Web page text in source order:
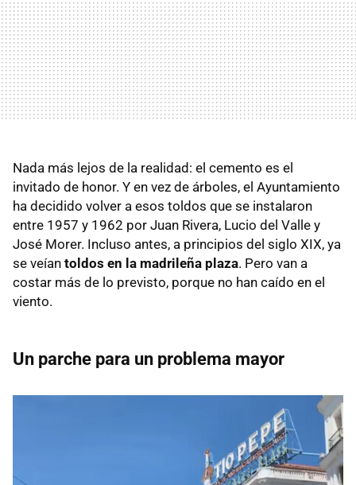
Nada más lejos de la realidad: el cemento es el
invitado de honor. Y en vez de árboles, el Ayuntamiento
ha decidido volver a esos toldos que se instalaron
entre 1957 y 1962 por Juan Rivera, Lucio del Valle y
José Morer. Incluso antes, a principios del siglo XIX, ya
se veían toldos en la madrileña plaza. Pero van a
costar más de lo previsto, porque no han caído en el
viento.
Un parche para un problema mayor